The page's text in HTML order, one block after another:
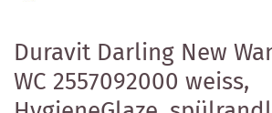
Duravit Darling New
WC 2557092000 weiss,